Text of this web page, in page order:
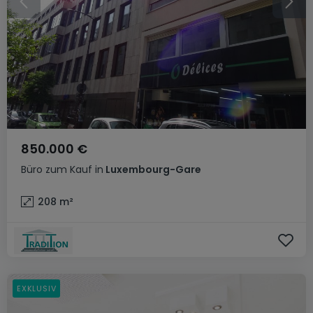
Büro zum Kauf in Luxembourg-Gare
850.000 €
208 m²
EXKLUSIV